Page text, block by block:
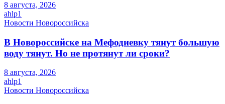
8 августа, 2026
ahlp1
Новости Новороссийска
В Новороссийске на Мефодиевку тянут большую
воду тянут. Но не протянут ли сроки?
8 августа, 2026
ahlp1
Новости Новороссийска